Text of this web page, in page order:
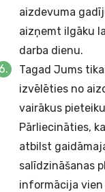
aizdevuma
aizņemt ilgāku
darba dienu.
Tagad Jums
izvēlēties no
vairākus
Pārliecināties,
atbilst
salīdzināšanas
informācija vien